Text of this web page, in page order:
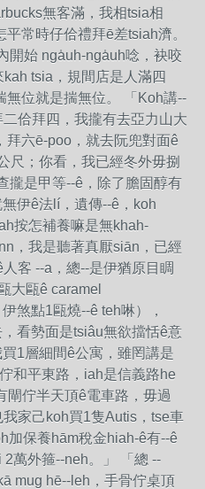
無客滿，我相tsia相
常時仔佮禮拜ē差tsiah濟。
開始 nga̍uh-nga̍uh唸，袂咬
tsia，規間店是人滿四
無位就是揣無位。 「Koh講--
佮拜四，我攏有去亞力山大
拜六ē-poo，就去阮兜對面ê
尺；你看，我已經冬外毋捌
攏是甲等--ê，除了膽固醇有
伊ê法lí，遺傳--ê，koh
按怎補養嘛是無khah-
，我是聽著真厭siān，已經
客 --a，總--是伊猶原目睭
大甌ê caramel
煞點1甌燒--ê teh啉），
看勢面是tsiâu無欲擋恬ê意
1層細間ê公寓，雖罔講是
和平東路，iah是信義路he
閘佇半天頂ê電車路，毋過
家己koh買1隻Autis，tse車
加保養hām稅金hiah-ê有--ê
萬外箍--neh。」 「總 --
mug hē--leh，手骨佇桌頂